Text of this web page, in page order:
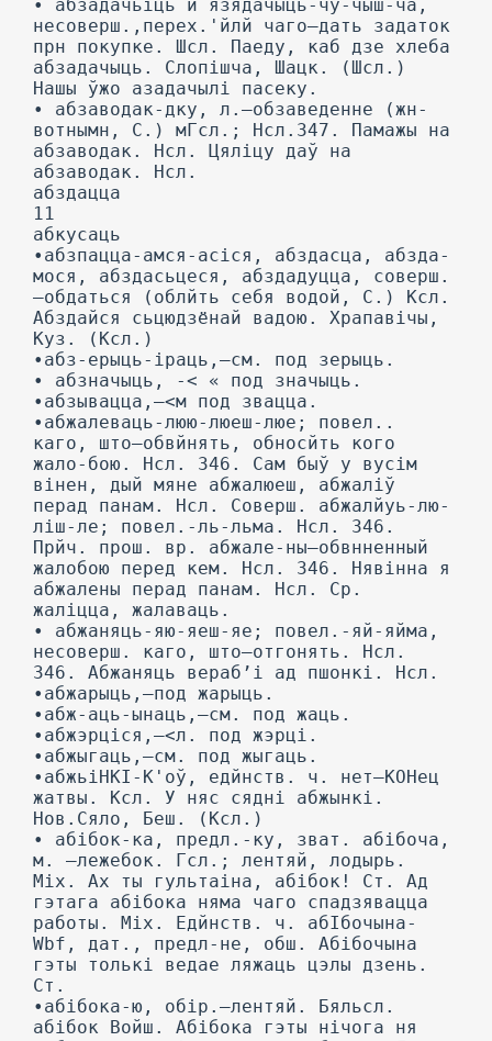
• абзадачьіць й язядачыць-чу-чыш-ча,
несоверш.,перех.'йлй чаго—дать задаток
прн покупке. Шсл. Паеду, каб дзе хлеба
абзадачыць. Слопішча, Шацк. (Шсл.)
Нашы ўжо азадачылі пасеку.
• абзаводак-дку, л.—обзаведенне (жн-
вотнымн, С.) мГсл.; Нсл.347. Памажы на
абзаводак. Нсл. Цяліцу даў на
абзаводак. Нсл.
абздацца
11
абкусаць
•абзпацца-амся-асіся, абздасца, абзда-
мося, абздасьцеся, абздадуцца, соверш.
—обдаться (облйть себя водой, С.) Ксл.
Абздайся сьцюдзёнай вадою. Храпавічы,
Куз. (Ксл.)
•абз-ерыць-іраць,—см. под зерыць.
• абзначыць, -< « под значыць.
•абзывацца,—<м под звацца.
•абжалеваць-люю-люеш-люе; повел..
каго, што—обвйнять, обносйть кого
жало-бою. Нсл. 346. Сам быў у вусім
вінен, дый мяне абжалюеш, абжаліў
перад панам. Нсл. Соверш. абжалйуь-лю-
ліш-ле; повел.-ль-льма. Нсл. 346.
Прйч. прош. вр. абжале-ны—обвнненный
жалобою перед кем. Нсл. 346. Нявінна я
абжалены перад панам. Нсл. Ср.
жаліцца, жалаваць.
• абжаняць-яю-яеш-яе; повел.-яй-яйма,
несоверш. каго, што—отгонять. Нсл.
346. Абжаняць вераб’і ад пшонкі. Нсл.
•абжарыць,—под жарыць.
•абж-аць-ынаць,—см. под жаць.
•абжэрціся,—<л. под жэрці.
•абжыгаць,—см. под жыгаць.
•абжьіНКІ-К'оў, едйнств. ч. нет—КОНец
жатвы. Ксл. У няс сядні абжынкі.
Нов.Сяло, Беш. (Ксл.)
• абібок-ка, предл.-ку, зват. абібоча,
м. —лежебок. Гсл.; лентяй, лодырь.
Mix. Ах ты гультаіна, абібок! Ст. Ад
гэтага абібока няма чаго спадзявацца
работы. Mix. Едйнств. ч. абІбочына-
Wbf, дат., предл-не, обш. Абібочына
гэты толькі ведае ляжаць цэлы дзень.
Ст.
•абібока-ю, обір.—лентяй. Бяльсл.
абібок Войш. Абібока гэты нічога ня